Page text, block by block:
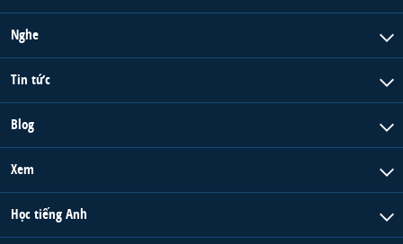
Nghe
Tin tức
Blog
Xem
Học tiếng Anh